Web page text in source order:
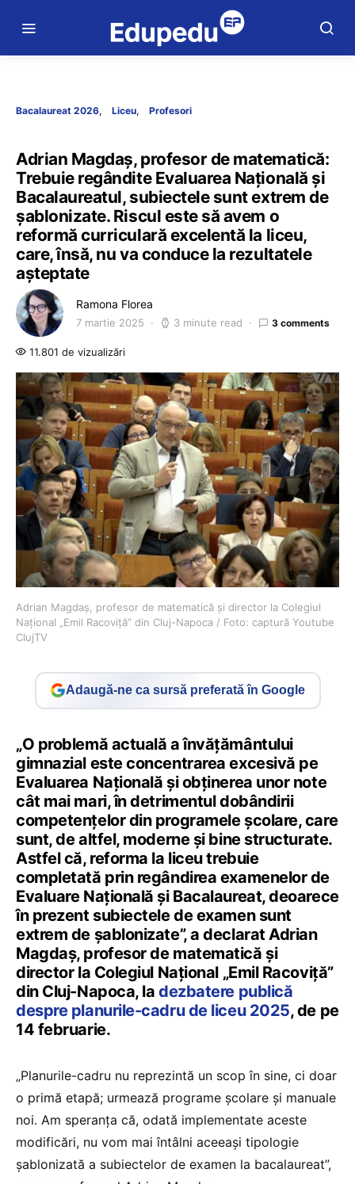
Bacalaureat 2026 Liceu Profesori
Adrian Magdaș, profesor de matematică:
Trebuie regândite Evaluarea Națională și
Bacalaureatul, subiectele sunt extrem de
șablonizate. Riscul este să avem o
reformă curriculară excelentă la liceu,
care, însă, nu va conduce la rezultatele
așteptate
Ramona Florea
7 martie 2025 3 minute read 3 comments
11.801 de vizualizări
Adrian Magdaș, profesor de matematică și director la Colegiul
Național „Emil Racoviță” din Cluj-Napoca / Foto: captură Youtube
ClujTV
Adaugă-ne ca sursă preferată în Google
„O problemă actuală a învățământului
gimnazial este concentrarea excesivă pe
Evaluarea Națională și obținerea unor note
cât mai mari, în detrimentul dobândirii
competențelor din programele școlare, care
sunt, de altfel, moderne și bine structurate.
Astfel că, reforma la liceu trebuie
completată prin regândirea examenelor de
Evaluare Națională și Bacalaureat, deoarece
în prezent subiectele de examen sunt
extrem de șablonizate”, a declarat Adrian
Magdaș, profesor de matematică și
director la Colegiul Național „Emil Racoviță”
din Cluj-Napoca, ladezbatere publică
despre planurile-cadru de liceu 2025, de pe
14 februarie.
„Planurile-cadru nu reprezintă un scop în sine, ci doar
o primă etapă; urmează programe școlare și manuale
noi. Am speranța că, odată implementate aceste
modificări, nu vom mai întâlni aceeași tipologie
șablonizată a subiectelor de examen la bacalaureat”,